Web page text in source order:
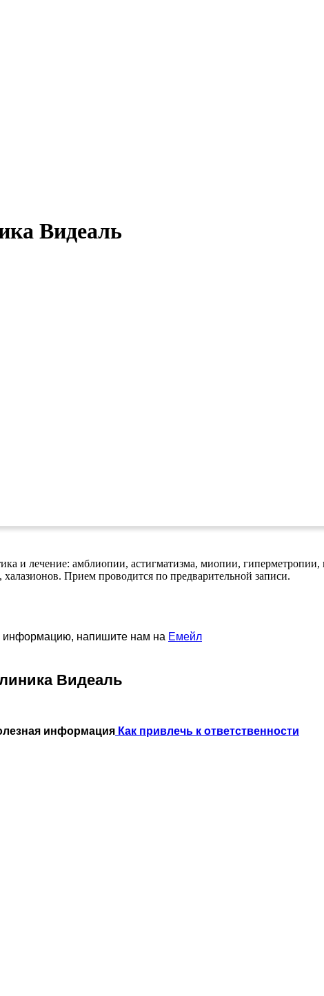
Видеаль
и лечение: амблиопии, астигматизма, миопии,
Прием проводится по предварительной записи.
информацию, напишите нам на Емейл
Видеаль
информация Как привлечь к ответственности